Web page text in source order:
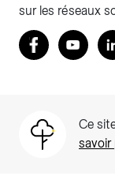
sur les réseaux
Retrouvez nous
Youtube
Ce
savoir
Accéder à
Votre espace
Particuliers)